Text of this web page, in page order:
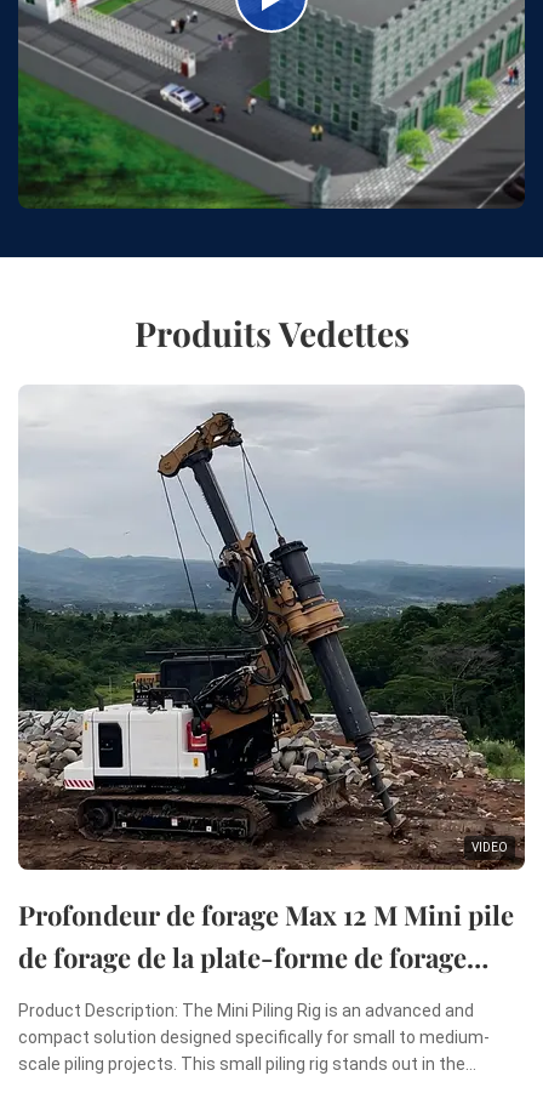
Produits Vedettes
VIDEO
Profondeur de forage Max 12 M Mini pile
de forage de la plate-forme de forage
rotatif Mini machine de pilonnage
Product Description: The Mini Piling Rig is an advanced and
compact solution designed specifically for small to medium-
scale piling projects. This small piling rig stands out in the